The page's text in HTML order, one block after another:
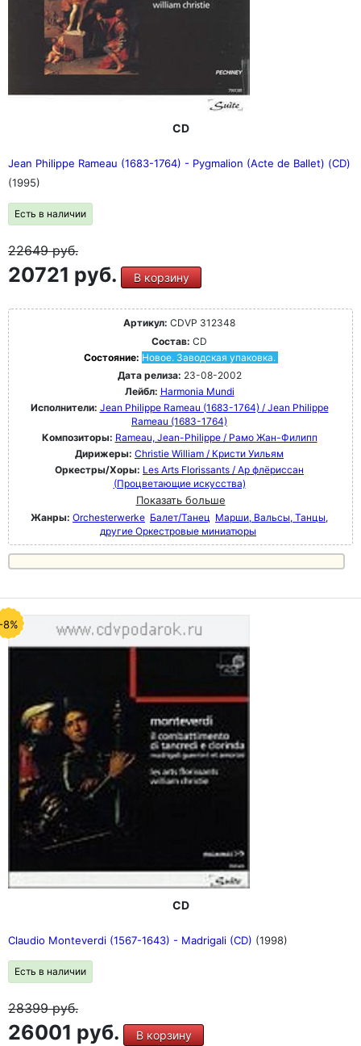
CD
Jean Philippe Rameau (1683-1764) - Pygmalion (Acte de Ballet) (CD)
(1995)
Есть в наличии
22649руб.
20721 руб. В корзину
Артикул: CDVP 312348
Состав: CD
Состояние: Новое. Заводская упаковка.
Дата релиза: 23-08-2002
Лейбл: Harmonia Mundi
Исполнители: Jean Philippe Rameau (1683-1764) / Jean Philippe
Rameau (1683-1764)
Композиторы: Rameau, Jean-Philippe / Рамо Жан-Филипп
Дирижеры: Christie William / Кристи Уильям
Оркестры/Хоры: Les Arts Florissants / Ар флёриссан
(Процветающие искусства)
Показать больше
Жанры: Orchesterwerke Балет/Танец Марши, Вальсы, Танцы,
другие Оркестровые миниатюры
8%
CD
Claudio Monteverdi (1567-1643) - Madrigali (CD) (1998)
Есть в наличии
28399руб.
26001 руб. В корзину